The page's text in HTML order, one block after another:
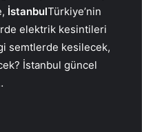
İstanbulTürkiye’nin
elektrik kesintileri
semtlerde kesilecek,
İstanbul güncel